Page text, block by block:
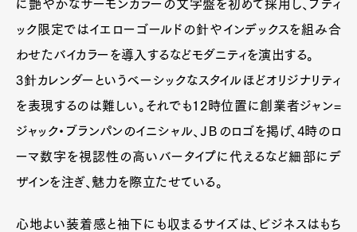
に艶やかなサーモンカラーの文字盤を初めて採用し、ブティ
ック限定ではイエローゴールドの針やインデックスを組み合
わせたバイカラーを導入するなどモダニティを演出する。
3針カレンダーというベーシックなスタイルほどオリジナリティ
を表現するのは難しい。それでも12時位置に創業者ジャン=
ジャック・ブランパンのイニシャル、ＪＢのロゴを掲げ、4時のロ
ーマ数字を視認性の高いバータイプに代えるなど細部にデ
ザインを注ぎ、魅力を際立たせている。
心地よい装着感と袖下にも収まるサイズは、ビジネスはもち